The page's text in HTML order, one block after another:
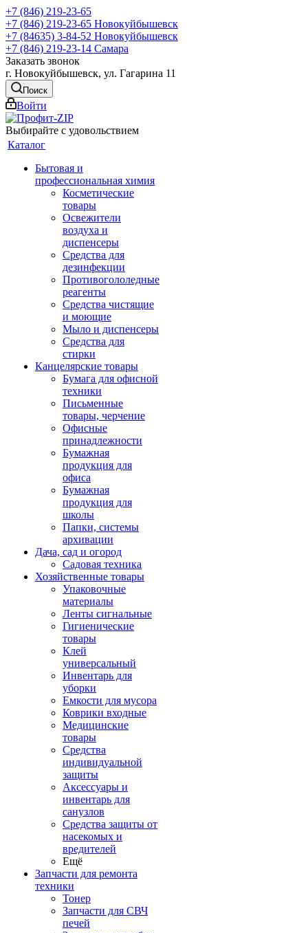
+7 (846) 219-23-65
+7 (846) 219-23-65 Новокуйбышевск
+7 (84635) 3-84-52 Новокуйбышевск
+7 (846) 219-23-14 Самара
Заказать звонок
г. Новокуйбышевск, ул. Гагарина 11
Поиск
Войти
Выбирайте с удовольствием
Каталог
Бытовая и
профессиональная химия
Косметические
товары
Освежители
воздуха и
диспенсеры
Средства для
дезинфекции
Противогололедные
реагенты
Средства чистящие
и моющие
Мыло и диспенсеры
Средства для
стирки
Канцелярские товары
Бумага для офисной
техники
Письменные
товары, черчение
Офисные
принадлежности
Бумажная
продукция для
офиса
Бумажная
продукция для
школы
Папки, системы
архивации
Дача, сад и огород
Садовая техника
Хозяйственные товары
Упаковочные
материалы
Ленты сигнальные
Гигиенические
товары
Клей
универсальный
Инвентарь для
уборки
Емкости для мусора
Коврики входные
Медицинские
товары
Средства
индивидуальной
защиты
Аксессуары и
инвентарь для
санузлов
Средства защиты от
насекомых и
вредителей
Ещё
Запчасти для ремонта
техники
Тонер
Запчасти для СВЧ
печей